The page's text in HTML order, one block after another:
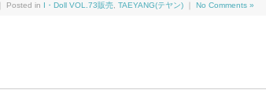
Posted in I・Doll VOL.73販売 TAEYANG(テヤン) No Comments »